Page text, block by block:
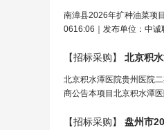
南漳县2026年扩种油菜项
0616:06｜发布单位：中诚
【招标采购】 北京积
北京积水潭医院贵州医院
商公告本项目北京积水潭
【招标采购】 盘州市